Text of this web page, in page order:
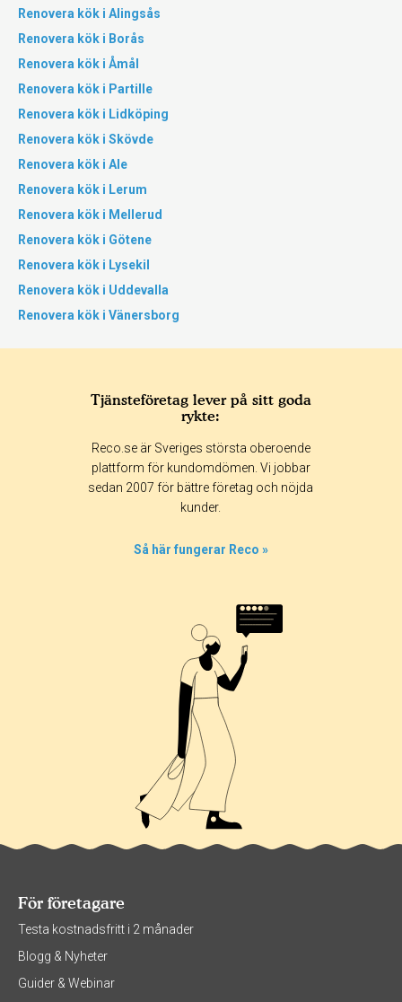
Renovera kök i Alingsås
Renovera kök i Borås
Renovera kök i Åmål
Renovera kök i Partille
Renovera kök i Lidköping
Renovera kök i Skövde
Renovera kök i Ale
Renovera kök i Lerum
Renovera kök i Mellerud
Renovera kök i Götene
Renovera kök i Lysekil
Renovera kök i Uddevalla
Renovera kök i Vänersborg
Tjänsteföretag lever på sitt goda
rykte:
Reco.se är Sveriges största oberoende
plattform för kundomdömen. Vi jobbar
sedan 2007 för bättre företag och nöjda
kunder.
Så här fungerar Reco »
För företagare
Testa kostnadsfritt i 2 månader
Blogg & Nyheter
Guider & Webinar